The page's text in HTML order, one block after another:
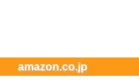
amazon.co.jp